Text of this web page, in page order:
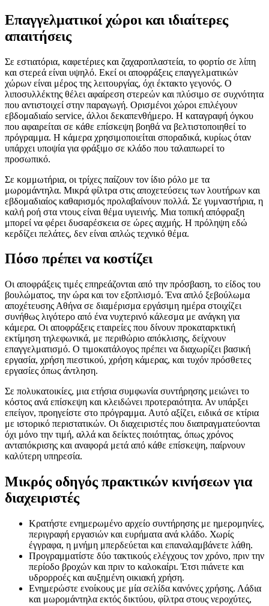
Επαγγελματικοί χώροι και ιδιαίτερες
απαιτήσεις
Σε εστιατόρια, καφετέριες και ζαχαροπλαστεία, το φορτίο σε λίπη
και στερεά είναι υψηλό. Εκεί οι αποφράξεις επαγγελματικών
χώρων είναι μέρος της λειτουργίας, όχι έκτακτο γεγονός. Ο
λιποσυλλέκτης θέλει αφαίρεση στερεών και πλύσιμο σε συχνότητα
που αντιστοιχεί στην παραγωγή. Ορισμένοι χώροι επιλέγουν
εβδομαδιαίο service, άλλοι δεκαπενθήμερο. Η καταγραφή όγκου
που αφαιρείται σε κάθε επίσκεψη βοηθά να βελτιστοποιηθεί το
πρόγραμμα. Η κάμερα χρησιμοποιείται σποραδικά, κυρίως όταν
υπάρχει υποψία για φράξιμο σε κλάδο που ταλαιπωρεί το
προσωπικό.
Σε κομμωτήρια, οι τρίχες παίζουν τον ίδιο ρόλο με τα
μωρομάντηλα. Μικρά φίλτρα στις αποχετεύσεις των λουτήρων και
εβδομαδιαίος καθαρισμός προλαβαίνουν πολλά. Σε γυμναστήρια, η
καλή ροή στα ντους είναι θέμα υγιεινής. Μια τοπική απόφραξη
μπορεί να φέρει δυσαρέσκεια σε ώρες αιχμής. Η πρόληψη εδώ
κερδίζει πελάτες, δεν είναι απλώς τεχνικό θέμα.
Πόσο πρέπει να κοστίζει
Οι αποφράξεις τιμές επηρεάζονται από την πρόσβαση, το είδος του
βουλώματος, την ώρα και τον εξοπλισμό. Ένα απλό ξεβούλωμα
αποχέτευσης Αθήνα σε διαμέρισμα εργάσιμη ημέρα στοιχίζει
συνήθως λιγότερο από ένα νυχτερινό κάλεσμα με ανάγκη για
κάμερα. Οι αποφράξεις εταιρείες που δίνουν προκαταρκτική
εκτίμηση τηλεφωνικά, με περιθώριο απόκλισης, δείχνουν
επαγγελματισμό. Ο τιμοκατάλογος πρέπει να διαχωρίζει βασική
εργασία, χρήση πιεστικού, χρήση κάμερας, και τυχόν πρόσθετες
εργασίες όπως άντληση.
Σε πολυκατοικίες, μια ετήσια συμφωνία συντήρησης μειώνει το
κόστος ανά επίσκεψη και κλειδώνει προτεραιότητα. Αν υπάρξει
επείγον, προηγείστε στο πρόγραμμα. Αυτό αξίζει, ειδικά σε κτίρια
με ιστορικό περιστατικών. Οι διαχειριστές που διαπραγματεύονται
όχι μόνο την τιμή, αλλά και δείκτες ποιότητας, όπως χρόνος
ανταπόκρισης και αναφορά μετά από κάθε επίσκεψη, παίρνουν
καλύτερη υπηρεσία.
Μικρός οδηγός πρακτικών κινήσεων για
διαχειριστές
Κρατήστε ενημερωμένο αρχείο συντήρησης με ημερομηνίες,
περιγραφή εργασιών και ευρήματα ανά κλάδο. Χωρίς
έγγραφα, η μνήμη μπερδεύεται και επαναλαμβάνετε λάθη.
Προγραμματίστε δύο τακτικούς ελέγχους τον χρόνο, πριν την
περίοδο βροχών και πριν το καλοκαίρι. Έτσι πιάνετε και
υδρορροές και αυξημένη οικιακή χρήση.
Ενημερώστε ενοίκους με μία σελίδα κανόνες χρήσης. Λάδια
και μωρομάντηλα εκτός δικτύου, φίλτρα στους νεροχύτες,